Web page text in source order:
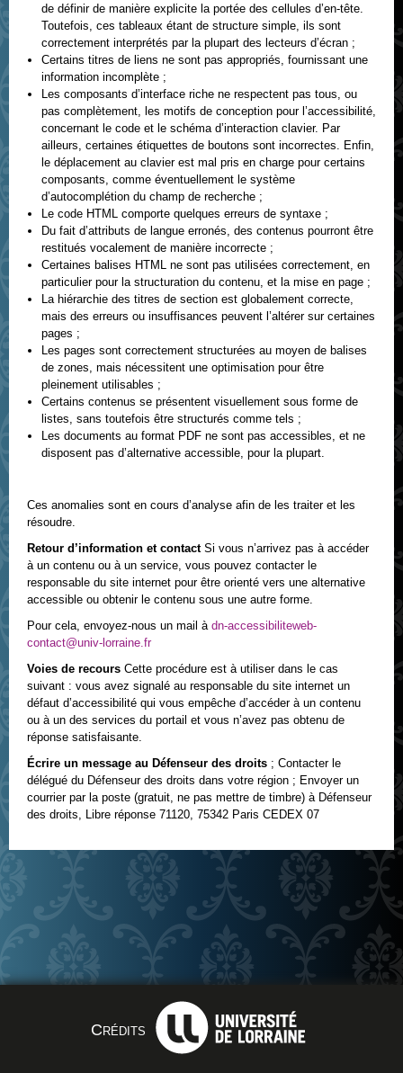
de définir de manière explicite la portée des cellules d’en-tête.
Toutefois, ces tableaux étant de structure simple, ils sont
correctement interprétés par la plupart des lecteurs d’écran ;
Certains titres de liens ne sont pas appropriés, fournissant une
information incomplète ;
Les composants d’interface riche ne respectent pas tous, ou
pas complètement, les motifs de conception pour l’accessibilité,
concernant le code et le schéma d’interaction clavier. Par
ailleurs, certaines étiquettes de boutons sont incorrectes. Enfin,
le déplacement au clavier est mal pris en charge pour certains
composants, comme éventuellement le système
d’autocomplétion du champ de recherche ;
Le code HTML comporte quelques erreurs de syntaxe ;
Du fait d’attributs de langue erronés, des contenus pourront être
restitués vocalement de manière incorrecte ;
Certaines balises HTML ne sont pas utilisées correctement, en
particulier pour la structuration du contenu, et la mise en page ;
La hiérarchie des titres de section est globalement correcte,
mais des erreurs ou insuffisances peuvent l’altérer sur certaines
pages ;
Les pages sont correctement structurées au moyen de balises
de zones, mais nécessitent une optimisation pour être
pleinement utilisables ;
Certains contenus se présentent visuellement sous forme de
listes, sans toutefois être structurés comme tels ;
Les documents au format PDF ne sont pas accessibles, et ne
disposent pas d’alternative accessible, pour la plupart.
Ces anomalies sont en cours d’analyse afin de les traiter et les
résoudre.
Retour d’information et contactSi vous n’arrivez pas à accéder
à un contenu ou à un service, vous pouvez contacter le
responsable du site internet pour être orienté vers une alternative
accessible ou obtenir le contenu sous une autre forme.
Pour cela, envoyez-nous un mail à dn-accessibiliteweb-
contact@univ-lorraine.fr
Voies de recours Cette procédure est à utiliser dans le cas
suivant : vous avez signalé au responsable du site internet un
défaut d’accessibilité qui vous empêche d’accéder à un contenu
ou à un des services du portail et vous n’avez pas obtenu de
réponse satisfaisante.
Écrire un message au Défenseur des droits ; Contacter le
délégué du Défenseur des droits dans votre région ; Envoyer un
courrier par la poste (gratuit, ne pas mettre de timbre) à Défenseur
des droits, Libre réponse 71120, 75342 Paris CEDEX 07
Crédits